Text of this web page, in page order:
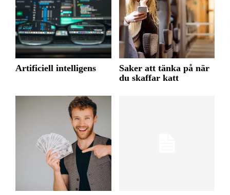
Artificiell intelligens
Saker att tänka på när
du skaffar katt